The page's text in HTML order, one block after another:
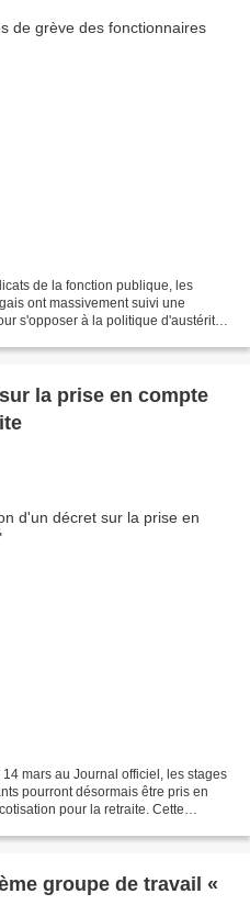
de la fonction publique, les
ont massivement suivi une
s'opposer à la politique d'austérité
la prise en compte
mars au Journal officiel, les stages
pourront désormais être pris en
pour la retraite. Cette
groupe de travail «